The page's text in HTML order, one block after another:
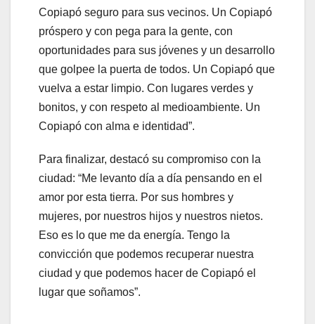
Copiapó seguro para sus vecinos. Un Copiapó
próspero y con pega para la gente, con
oportunidades para sus jóvenes y un desarrollo
que golpee la puerta de todos. Un Copiapó que
vuelva a estar limpio. Con lugares verdes y
bonitos, y con respeto al medioambiente. Un
Copiapó con alma e identidad”.
Para finalizar, destacó su compromiso con la
ciudad: “Me levanto día a día pensando en el
amor por esta tierra. Por sus hombres y
mujeres, por nuestros hijos y nuestros nietos.
Eso es lo que me da energía. Tengo la
convicción que podemos recuperar nuestra
ciudad y que podemos hacer de Copiapó el
lugar que soñamos”.